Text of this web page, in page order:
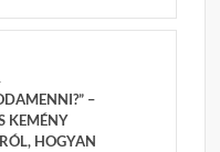
–
KEMÉNY
HOGYAN